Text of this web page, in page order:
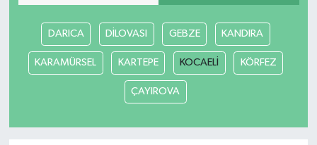
DARICA DİLOVASI GEBZE KANDIRA
KARAMÜRSEL KARTEPE KOCAELİ KÖRFEZ
ÇAYIROVA